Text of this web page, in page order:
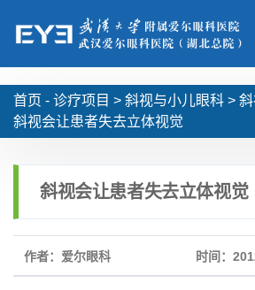
首页 - 诊疗项目 > 斜视与小儿眼科 >
斜视会让患者失去立体视觉
斜视会让患者失去立体视觉
作者：爱尔眼科 时间：